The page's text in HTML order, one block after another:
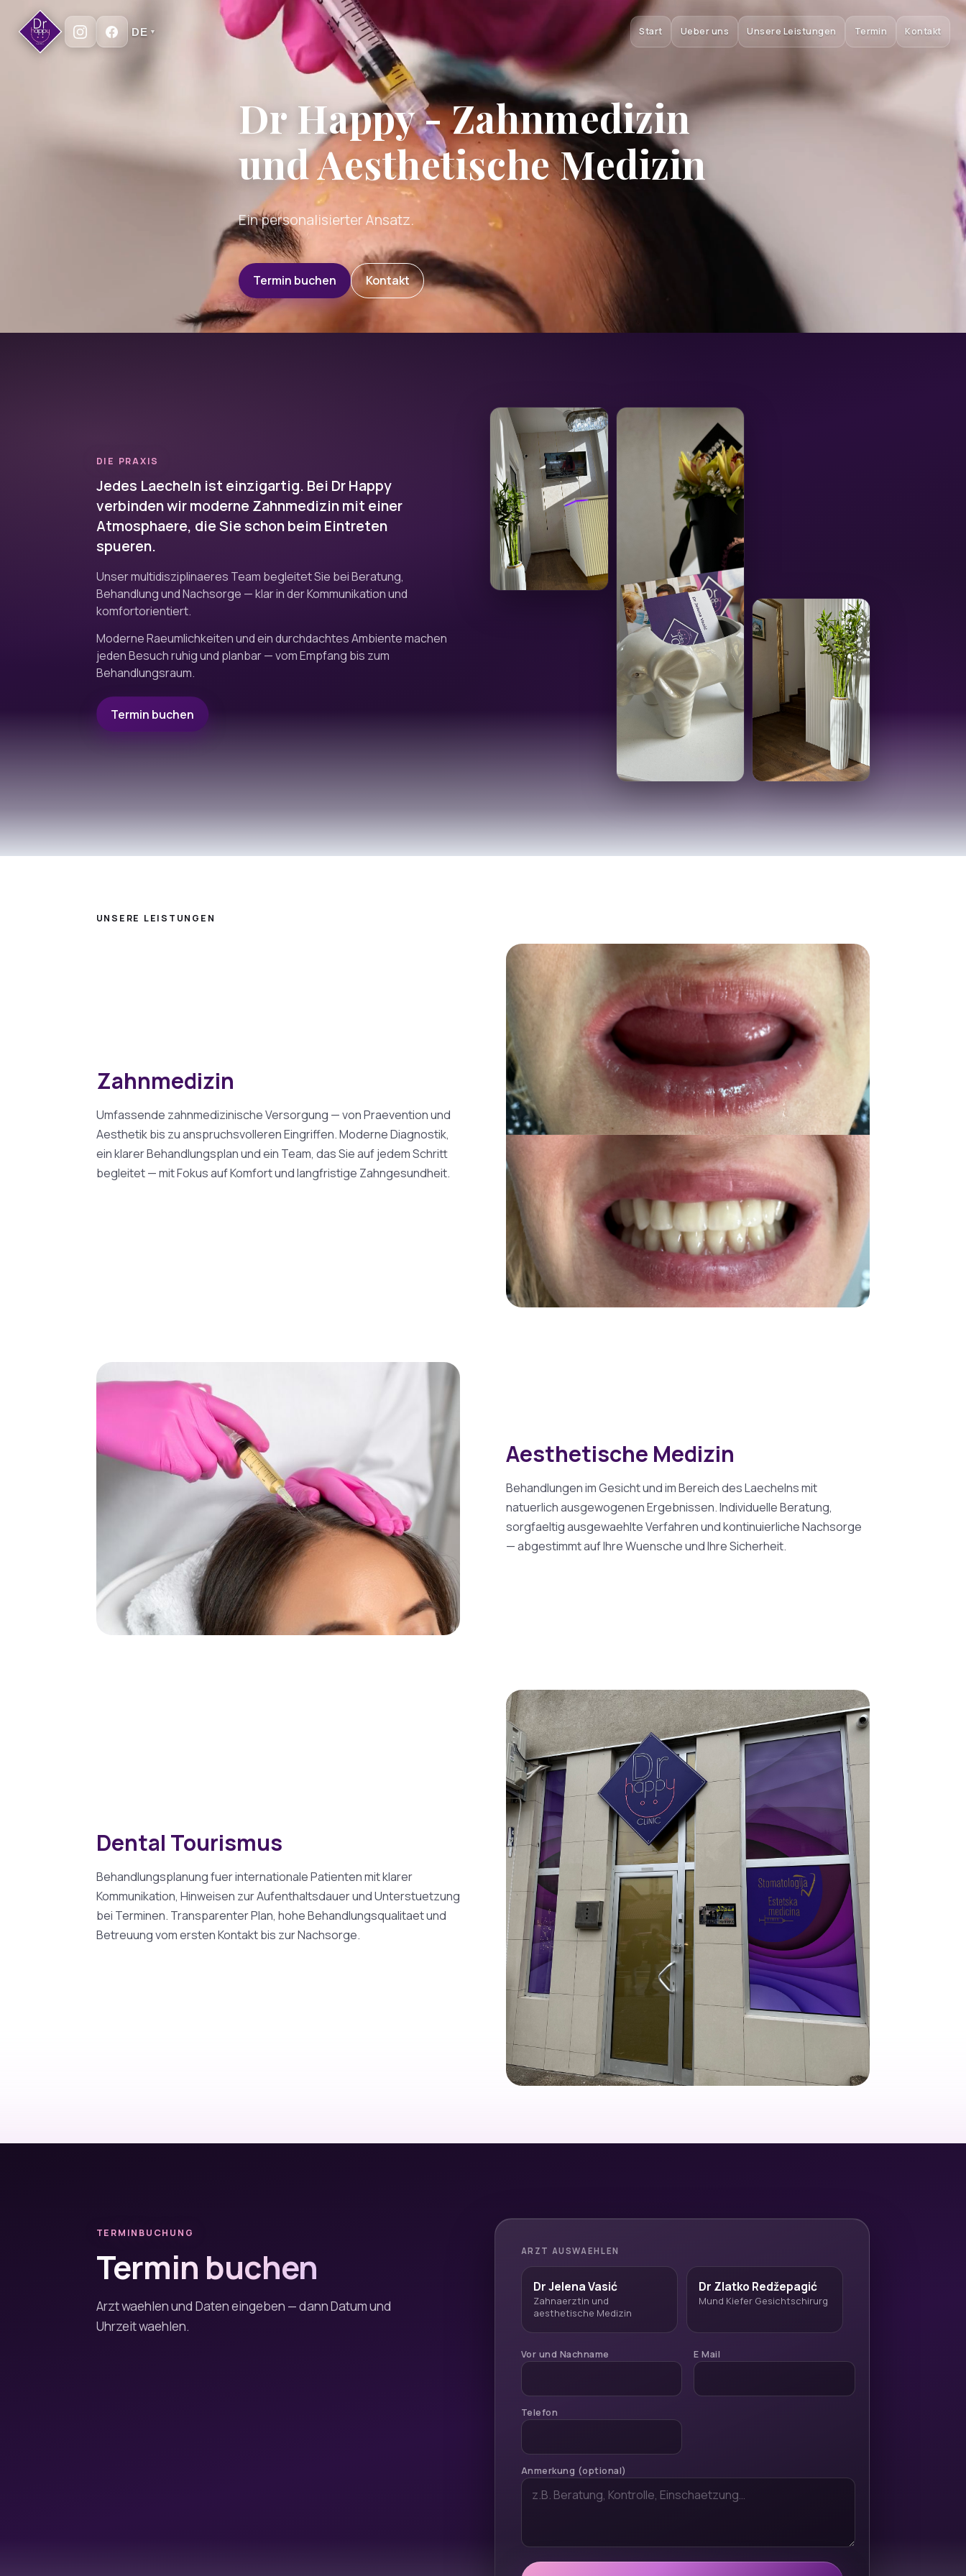
DE ▼ Start Ueber uns Unsere Leistungen Termin Kontakt
Dr Happy - Zahnmedizin
und Aesthetische Medizin
Ein personalisierter Ansatz.
Termin buchen Kontakt
DIE PRAXIS
Jedes Laecheln ist einzigartig. Bei Dr Happy
verbinden wir moderne Zahnmedizin mit einer
Atmosphaere, die Sie schon beim Eintreten
spueren.
Unser multidisziplinaeres Team begleitet Sie bei Beratung,
Behandlung und Nachsorge — klar in der Kommunikation und
komfortorientiert.
Moderne Raeumlichkeiten und ein durchdachtes Ambiente machen
jeden Besuch ruhig und planbar — vom Empfang bis zum
Behandlungsraum.
Termin buchen
UNSERE LEISTUNGEN
Zahnmedizin
Umfassende zahnmedizinische Versorgung — von Praevention und
Aesthetik bis zu anspruchsvolleren Eingriffen. Moderne Diagnostik,
ein klarer Behandlungsplan und ein Team, das Sie auf jedem Schritt
begleitet — mit Fokus auf Komfort und langfristige Zahngesundheit.
Aesthetische Medizin
Behandlungen im Gesicht und im Bereich des Laechelns mit
natuerlich ausgewogenen Ergebnissen. Individuelle Beratung,
sorgfaeltig ausgewaehlte Verfahren und kontinuierliche Nachsorge
— abgestimmt auf Ihre Wuensche und Ihre Sicherheit.
Dental Tourismus
Behandlungsplanung fuer internationale Patienten mit klarer
Kommunikation, Hinweisen zur Aufenthaltsdauer und Unterstuetzung
bei Terminen. Transparenter Plan, hohe Behandlungsqualitaet und
Betreuung vom ersten Kontakt bis zur Nachsorge.
TERMINBUCHUNG
Termin buchen
Arzt waehlen und Daten eingeben — dann Datum und
Uhrzeit waehlen.
ARZT AUSWAEHLEN
Dr Jelena Vasić
Zahnaerztin und
aesthetische Medizin
Dr Zlatko Redžepagić
Mund Kiefer Gesichtschirurg
Vor und Nachname E Mail
Telefon
Anmerkung (optional)